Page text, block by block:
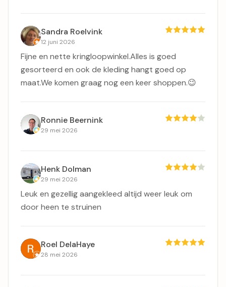
Sandra Roelvink
12 juni 2026
Fijne en nette kringloopwinkel.Alles is goed
gesorteerd en ook de kleding hangt goed op
maat.We komen graag nog een keer shoppen.😉
Ronnie Beernink
29 mei 2026
Henk Dolman
29 mei 2026
Leuk en gezellig aangekleed altijd weer leuk om
door heen te struinen
Roel DelaHaye
28 mei 2026